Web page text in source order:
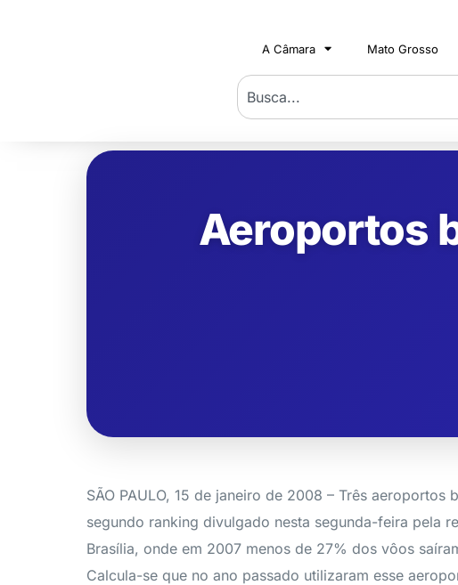
A Câmara Mato Grosso
Aeroportos
SÃO PAULO, 15 de janeiro de 2008 – Três
segundo ranking divulgado nesta segunda-feira pela
Brasília, onde em 2007 menos de 27% dos vôos
Calcula-se que no ano passado utilizaram esse